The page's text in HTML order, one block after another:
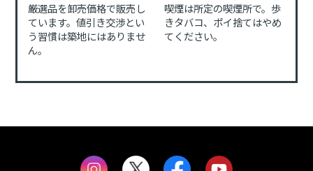
厳選品を卸売価格で販売し
ています。値引き交渉とい
う習慣は築地にはありませ
ん。
喫煙は所定の喫煙所で。歩
きタバコ、ポイ捨てはやめ
てください。